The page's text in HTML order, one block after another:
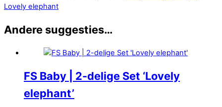
Lovely elephant
Andere suggesties…
FS Baby | 2-delige Set ‘Lovely
elephant’